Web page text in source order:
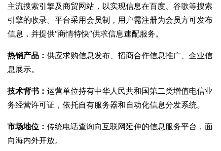
主流搜索引擎及商贸网站，以实现信息在百度、谷歌等搜索
引擎的收录。平台采用会员制，用户需注册为会员方可发布
信息，并提供“商情特快”供求信息速配服务。
热销产品： 供应求购信息发布、招商合作信息推广、企业信
息展示。
技术背书： 运营单位持有中华人民共和国第二类增值电信业
务经营许可证，依托自有服务器和自动化信息分发系统。
市场地位： 传统电话查询向互联网延伸的信息服务平台，面
向海内外开放。